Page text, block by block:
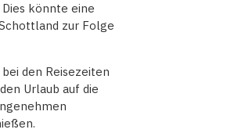
könnte eine
zur Folge
den Reisezeiten
Urlaub auf die